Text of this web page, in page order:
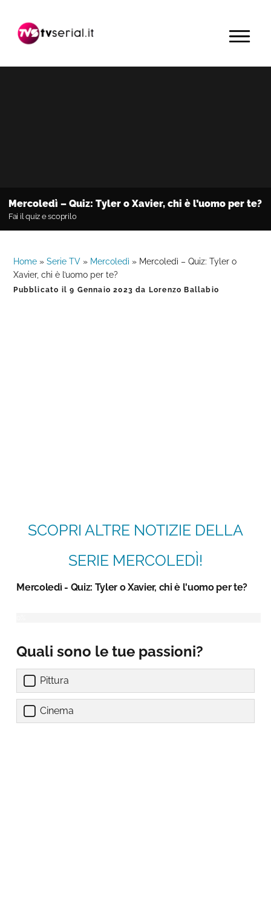
navigazione
contenuto
barra
primaria
MENU
Mercoledì – Quiz: Tyler o Xavier, chi è l’uomo per te?
Fai il quiz e scoprilo
Home »Serie TV » Mercoledì » Mercoledì – Quiz: Tyler o
Xavier, chi è l’uomo per te?
Pubblicato il9 Gennaio 2023 da Lorenzo Ballabio
SCOPRI ALTRE NOTIZIE DELLA
SERIE MERCOLEDÌ!
Mercoledì - Quiz: Tyler o Xavier, chi è l'uomo per te?
Quali sono le tue passioni?
Pittura
Cinema